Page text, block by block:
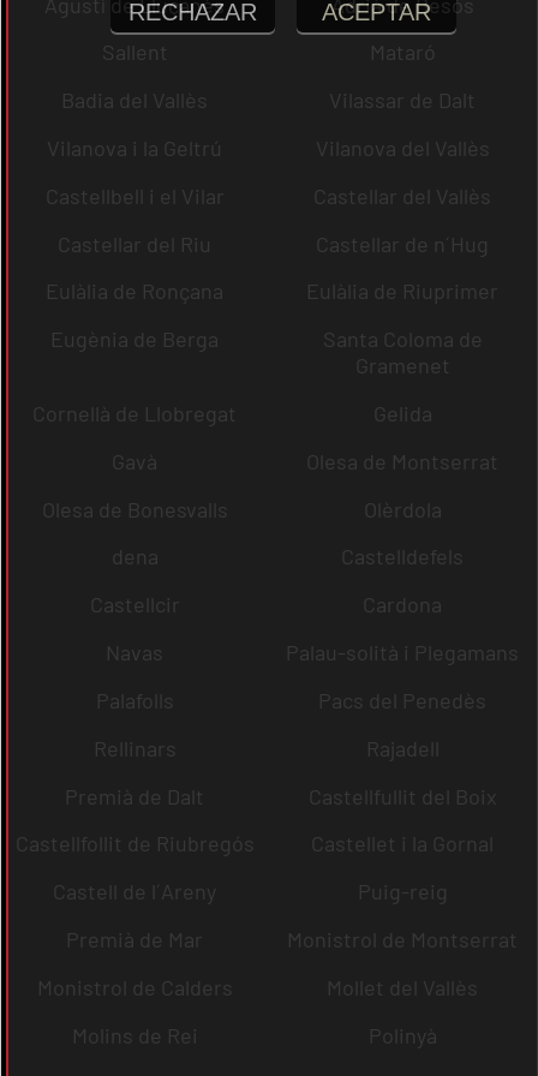
Sallent
Mataró
Badia del Vallès
Vilassar de Dalt
Vilanova i la Geltrú
Vilanova del Vallès
Castellbell i el Vilar
Castellar del Vallès
Castellar del Riu
Castellar de n´Hug
Eulàlia de Ronçana
Eulàlia de Riuprimer
Eugènia de Berga
Santa Coloma de
Gramenet
Cornellà de Llobregat
Gelida
Gavà
Olesa de Montserrat
Olesa de Bonesvalls
Olèrdola
dena
Castelldefels
Castellcir
Cardona
Navas
Palau-solità i Plegamans
Palafolls
Pacs del Penedès
Rellinars
Rajadell
Premià de Dalt
Castellfullit del Boix
Castellfollit de Riubregós
Castellet i la Gornal
Castell de l´Areny
Puig-reig
Premià de Mar
Monistrol de Montserrat
Monistrol de Calders
Mollet del Vallès
Molins de Rei
Polinyà
RECHAZAR ACEPTAR